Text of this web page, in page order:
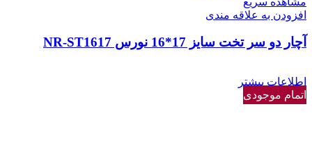
افزودن به علاقه مندی
آچار دو سر تخت سایز 17*16 نورس NR-ST1617
اطلاعات بیشتر
اتمام موجودی